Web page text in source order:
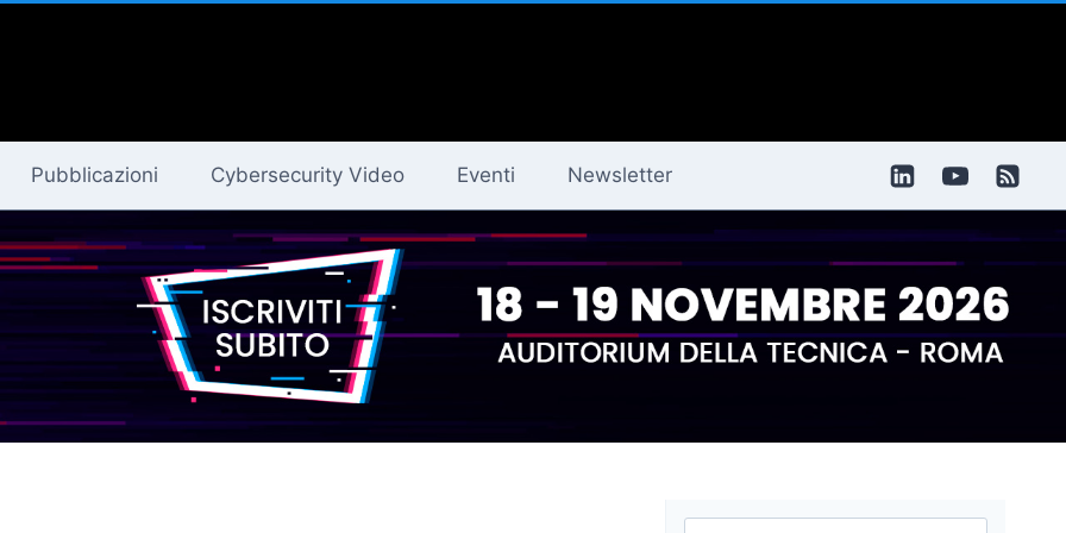
Pubblicazioni Cybersecurity Video Eventi Newsletter